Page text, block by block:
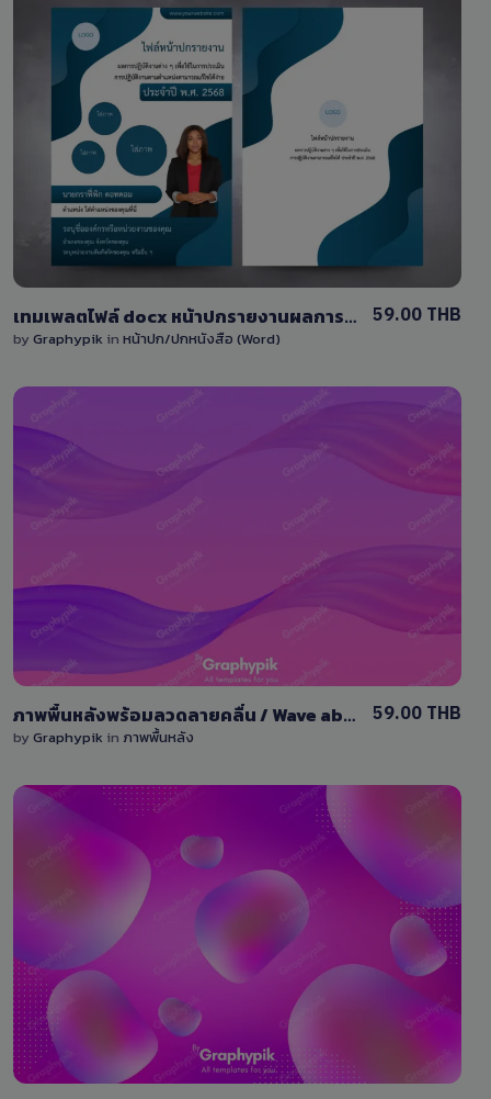
View Details
เทมเพลตไฟล์ docx หน้าปกรายงานผลการปฏิบัติงานต่างๆ แก้ไขง่ายด้วย โปรแกรม Word
by Graphypik in หน้าปก/ปกหนังสือ (Word)
59.00 THB
ภาพพื้นหลังพร้อมลวดลายคลื่น / Wave abstract background
by Graphypik in ภาพพื้นหลัง
59.00 THB
View Details
0 Sale